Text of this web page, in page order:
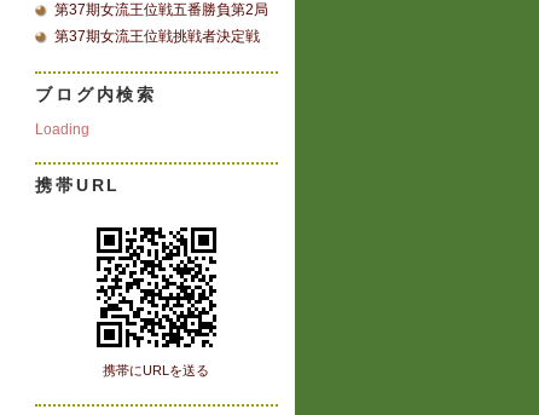
第37期女流王位戦五番勝負第2局
第37期女流王位戦挑戦者決定戦
ブログ内検索
Loading
携帯URL
携帯にURLを送る